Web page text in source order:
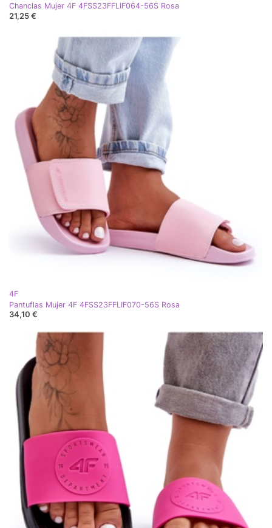
Chanclas Mujer 4F 4FSS23FFLIF064-56S Rosa
21,25 €
4F
Pantuflas Mujer 4F 4FSS23FFLIF070-56S Rosa
34,10 €